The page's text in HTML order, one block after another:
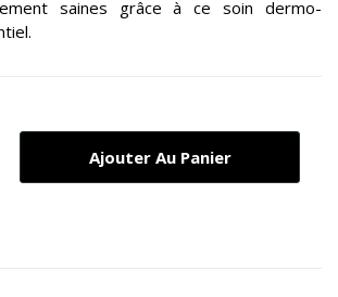
saines grâce à ce soin dermo-
Ajouter Au Panier